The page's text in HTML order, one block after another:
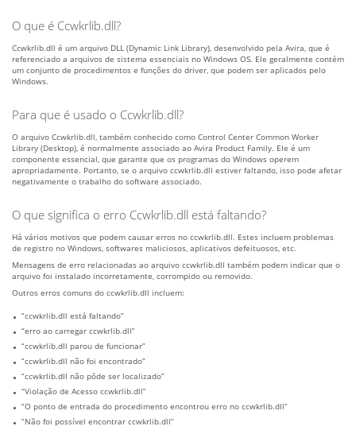
O que é Ccwkrlib.dll?
Ccwkrlib.dll é um arquivo DLL (Dynamic Link Library), desenvolvido pela Avira, que é
referenciado a arquivos de sistema essenciais no Windows OS. Ele geralmente contém
um conjunto de procedimentos e funções do driver, que podem ser aplicados pelo
Windows.
Para que é usado o Ccwkrlib.dll?
O arquivo Ccwkrlib.dll, também conhecido como Control Center Common Worker
Library (Desktop), é normalmente associado ao Avira Product Family. Ele é um
componente essencial, que garante que os programas do Windows operem
apropriadamente. Portanto, se o arquivo ccwkrlib.dll estiver faltando, isso pode afetar
negativamente o trabalho do software associado.
O que significa o erro Ccwkrlib.dll está faltando?
Há vários motivos que podem causar erros no ccwkrlib.dll. Estes incluem problemas
de registro no Windows, softwares maliciosos, aplicativos defeituosos, etc.
Mensagens de erro relacionadas ao arquivo ccwkrlib.dll também podem indicar que o
arquivo foi instalado incorretamente, corrompido ou removido.
Outros erros comuns do ccwkrlib.dll incluem:
“ccwkrlib.dll está faltando”
“erro ao carregar ccwkrlib.dll”
“ccwkrlib.dll parou de funcionar”
“ccwkrlib.dll não foi encontrado”
“ccwkrlib.dll não pôde ser localizado”
“Violação de Acesso ccwkrlib.dll”
“O ponto de entrada do procedimento encontrou erro no ccwkrlib.dll”
“Não foi possível encontrar ccwkrlib.dll”